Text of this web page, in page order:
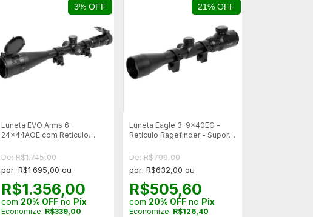
3% OFF
Luneta EVO Arms 6-
24x44AOE com Retículo
de Paralaxe -
Suporte Reforçado 20mm
De: R$1.745,00
por: R$1.695,00 ou
R$1.356,00
com 20% OFFno Pix
Economize: R$339,00
21% OFF
Luneta Eagle 3-9x40EG -
Retículo Ragefinder - Suporte
De: R$799,00
por: R$632,00 ou
R$505,60
com 20% OFFno Pix
Economize: R$126,40